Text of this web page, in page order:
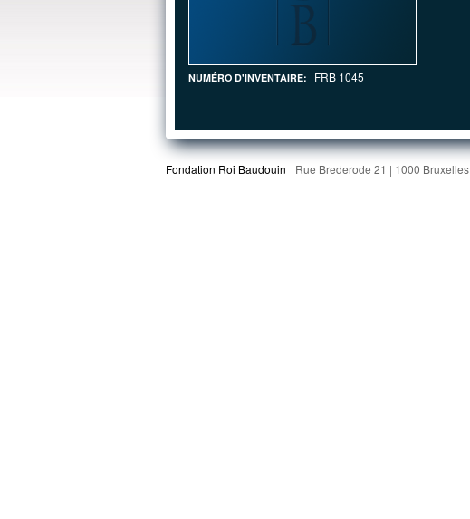
NUMÉRO D'INVENTAIRE: FRB 1045
Fondation Roi Baudouin Rue Brederode 21 | 1000 Bruxelles